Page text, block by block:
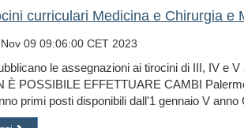
curriculari Medicina e Chirurgia e
09 09:06:00 CET 2023
le assegnazioni ai tirocini di III, IV e
È POSSIBILE EFFETTUARE CAMBI
primi posti disponibili dall'1 gennaio V